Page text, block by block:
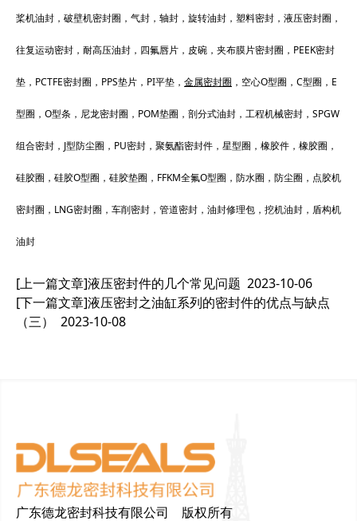
桨机油封，破壁机密封圈，气封，轴封，旋转油封，塑料密封，液压密封圈，
往复运动密封，耐高压油封，四氟唇片，皮碗，夹布膜片密封圈，PEEK密封
垫，PCTFE密封圈，PPS垫片，PI平垫， 金属密封圈 ，空心O型圈，C型圈，E
型圈，O型条，尼龙密封圈，POM垫圈，剖分式油封，工程机械密封，SPGW
组合密封，J型防尘圈，PU密封，聚氨酯密封件，星型圈，橡胶件，橡胶圈，
硅胶圈，硅胶O型圈，硅胶垫圈，FFKM全氟O型圈，防水圈，防尘圈，点胶机
密封圈，LNG密封圈，车削密封，管道密封，油封修理包，挖机油封，盾构机
油封
[上一篇文章]液压密封件的几个常见问题 2023-10-06
[下一篇文章]液压密封之油缸系列的密封件的优点与缺点
（三）
2023-10-08
广东德龙密封科技有限公司 版权所有